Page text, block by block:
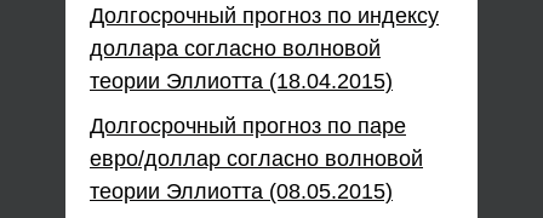
Долгосрочный прогноз по индексу
доллара согласно волновой
теории Эллиотта (18.04.2015)
Долгосрочный прогноз по паре
евро/доллар согласно волновой
теории Эллиотта (08.05.2015)